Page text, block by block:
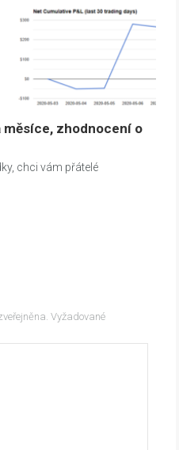
měsíce, zhodnocení o
chci vám přátelé
Vyžadované